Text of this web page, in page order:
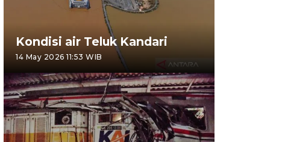
Kondisi air Teluk Kandari
14 May 2026 11:53 WIB